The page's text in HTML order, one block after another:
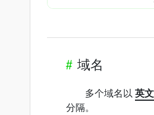
# 域名
多个域名以 英
分隔。